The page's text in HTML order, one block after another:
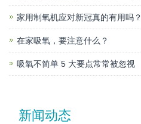
家用制氧机应对新冠真的有用吗？
在家吸氧，要注意什么？
吸氧不简单 5 大要点常常被忽视
新闻动态